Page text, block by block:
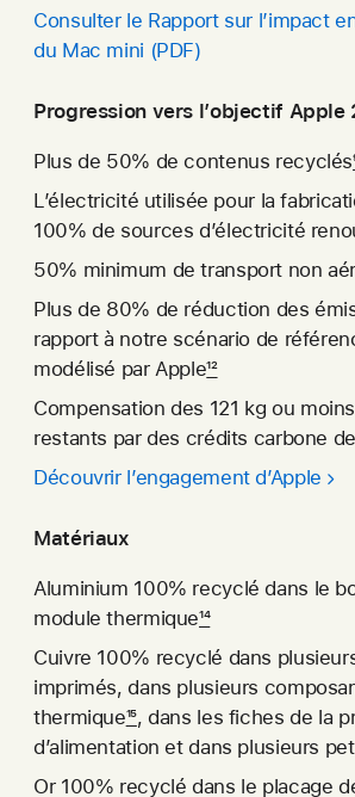
Consulter le Rapport sur l’impact
du Mac mini (PDF)
Progression vers l’objectif Apple
Plus de 50% de contenus recy­clés
L’électri­cité utilisée pour la
100% de sources d’électri­cité
50% minimum de transport non
Plus de 80% de réduction des
rapport à notre scénario de
modélisé par Apple12
Compensation des 121 kg ou
restants par des crédits carbone
Découvrir l’enga­gement d’Apple
Matériaux
Aluminium 100% recyclé dans le
module thermique14
Cuivre 100% recyclé dans
imprimés, dans plusieurs
thermique15, dans les fiches de la
d’alimentation et dans plusieurs
Or 100% recyclé dans le placage